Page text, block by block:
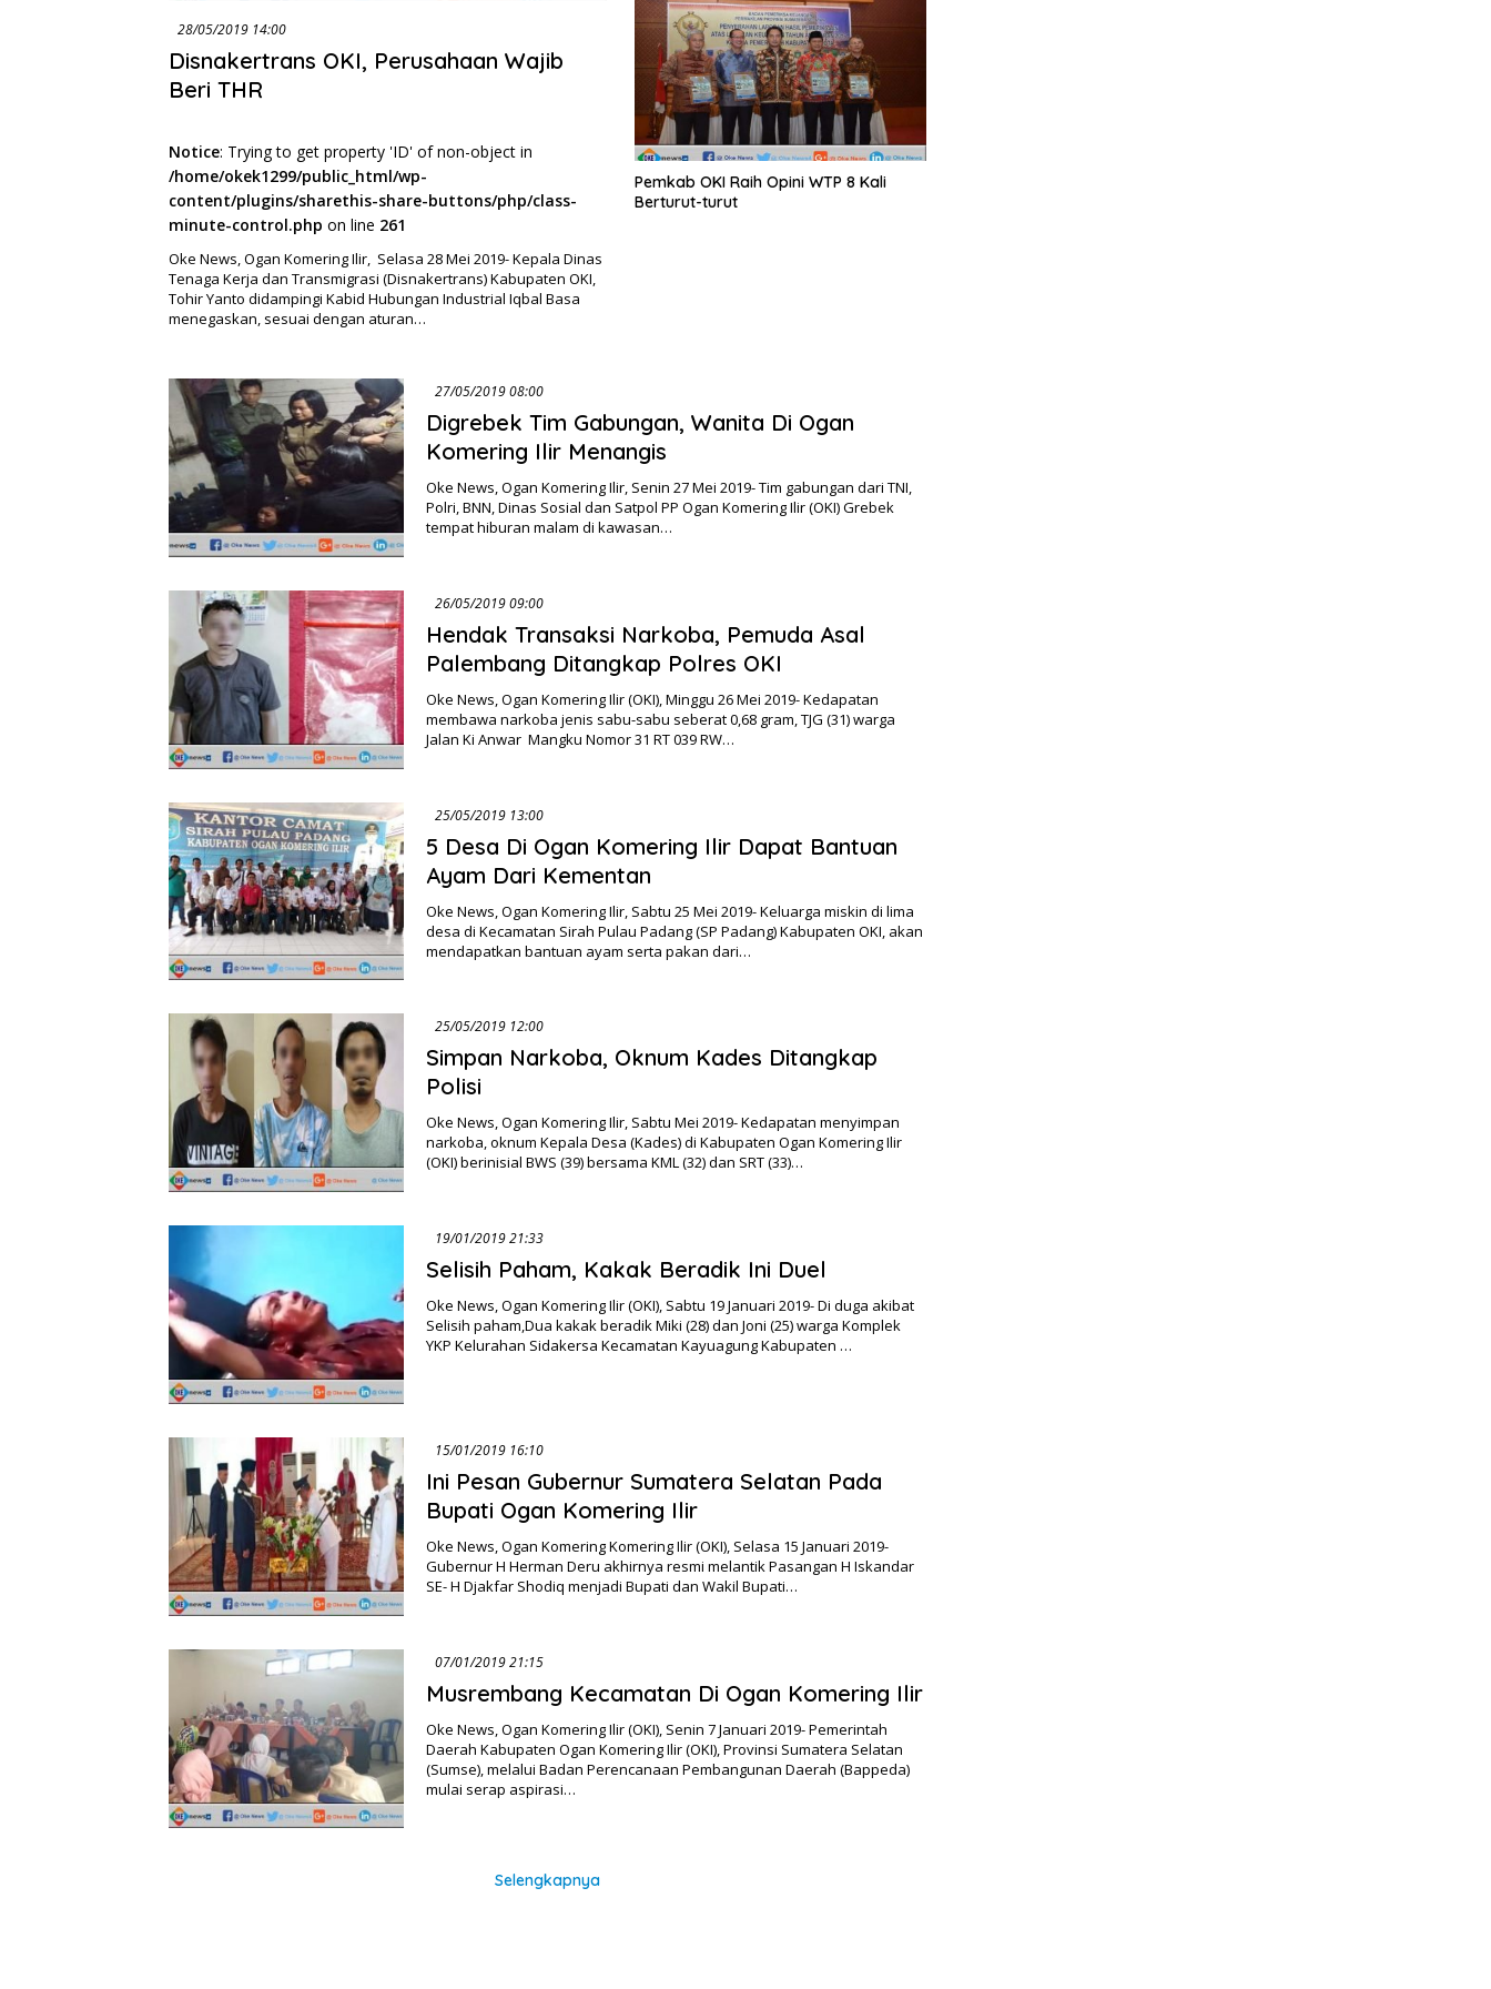
28/05/2019 14:00
Disnakertrans OKI, Perusahaan Wajib
Beri THR
Notice: Trying to get property 'ID' of non-object in
/home/okek1299/public_html/wp-
content/plugins/sharethis-share-buttons/php/class-
minute-control.php on line 261
Oke News, Ogan Komering Ilir, Selasa 28 Mei 2019- Kepala Dinas
Tenaga Kerja dan Transmigrasi (Disnakertrans) Kabupaten OKI,
Tohir Yanto didampingi Kabid Hubungan Industrial Iqbal Basa
menegaskan, sesuai dengan aturan…
Pemkab OKI Raih Opini WTP 8 Kali
Berturut-turut
27/05/2019 08:00
Digrebek Tim Gabungan, Wanita Di Ogan
Komering Ilir Menangis
Oke News, Ogan Komering Ilir, Senin 27 Mei 2019- Tim gabungan dari TNI,
Polri, BNN, Dinas Sosial dan Satpol PP Ogan Komering Ilir (OKI) Grebek
tempat hiburan malam di kawasan…
26/05/2019 09:00
Hendak Transaksi Narkoba, Pemuda Asal
Palembang Ditangkap Polres OKI
Oke News, Ogan Komering Ilir (OKI), Minggu 26 Mei 2019- Kedapatan
membawa narkoba jenis sabu-sabu seberat 0,68 gram, TJG (31) warga
Jalan Ki Anwar Mangku Nomor 31 RT 039 RW…
25/05/2019 13:00
5 Desa Di Ogan Komering Ilir Dapat Bantuan
Ayam Dari Kementan
Oke News, Ogan Komering Ilir, Sabtu 25 Mei 2019- Keluarga miskin di lima
desa di Kecamatan Sirah Pulau Padang (SP Padang) Kabupaten OKI, akan
mendapatkan bantuan ayam serta pakan dari…
25/05/2019 12:00
Simpan Narkoba, Oknum Kades Ditangkap
Polisi
Oke News, Ogan Komering Ilir, Sabtu Mei 2019- Kedapatan menyimpan
narkoba, oknum Kepala Desa (Kades) di Kabupaten Ogan Komering Ilir
(OKI) berinisial BWS (39) bersama KML (32) dan SRT (33)…
19/01/2019 21:33
Selisih Paham, Kakak Beradik Ini Duel
Oke News, Ogan Komering Ilir (OKI), Sabtu 19 Januari 2019- Di duga akibat
Selisih paham,Dua kakak beradik Miki (28) dan Joni (25) warga Komplek
YKP Kelurahan Sidakersa Kecamatan Kayuagung Kabupaten …
15/01/2019 16:10
Ini Pesan Gubernur Sumatera Selatan Pada
Bupati Ogan Komering Ilir
Oke News, Ogan Komering Komering Ilir (OKI), Selasa 15 Januari 2019-
Gubernur H Herman Deru akhirnya resmi melantik Pasangan H Iskandar
SE- H Djakfar Shodiq menjadi Bupati dan Wakil Bupati…
07/01/2019 21:15
Musrembang Kecamatan Di Ogan Komering Ilir
Oke News, Ogan Komering Ilir (OKI), Senin 7 Januari 2019- Pemerintah
Daerah Kabupaten Ogan Komering Ilir (OKI), Provinsi Sumatera Selatan
(Sumse), melalui Badan Perencanaan Pembangunan Daerah (Bappeda)
mulai serap aspirasi…
Selengkapnya